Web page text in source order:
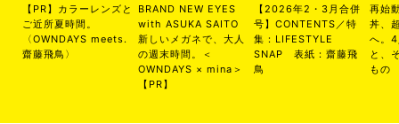
【PR】カラーレンズと
ご近所夏時間。
〈OWNDAYS meets.
齋藤飛鳥〉
BRAND NEW EYES
with ASUKA SAITO
新しいメガネで、大人
の週末時間。＜
OWNDAYS × mina＞
【PR】
【2026年2・3月合併
号】CONTENTS／特
集：LIFESTYLE
SNAP 表紙：齋藤飛
鳥
再始
丼、
へ。
と、
もの